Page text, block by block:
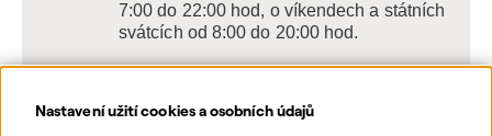
Nastavení užití cookies a osobních údajů
7:00 do 22:00 hod, o víkendech a státních
svátcích od 8:00 do 20:00 hod.
Napište nám